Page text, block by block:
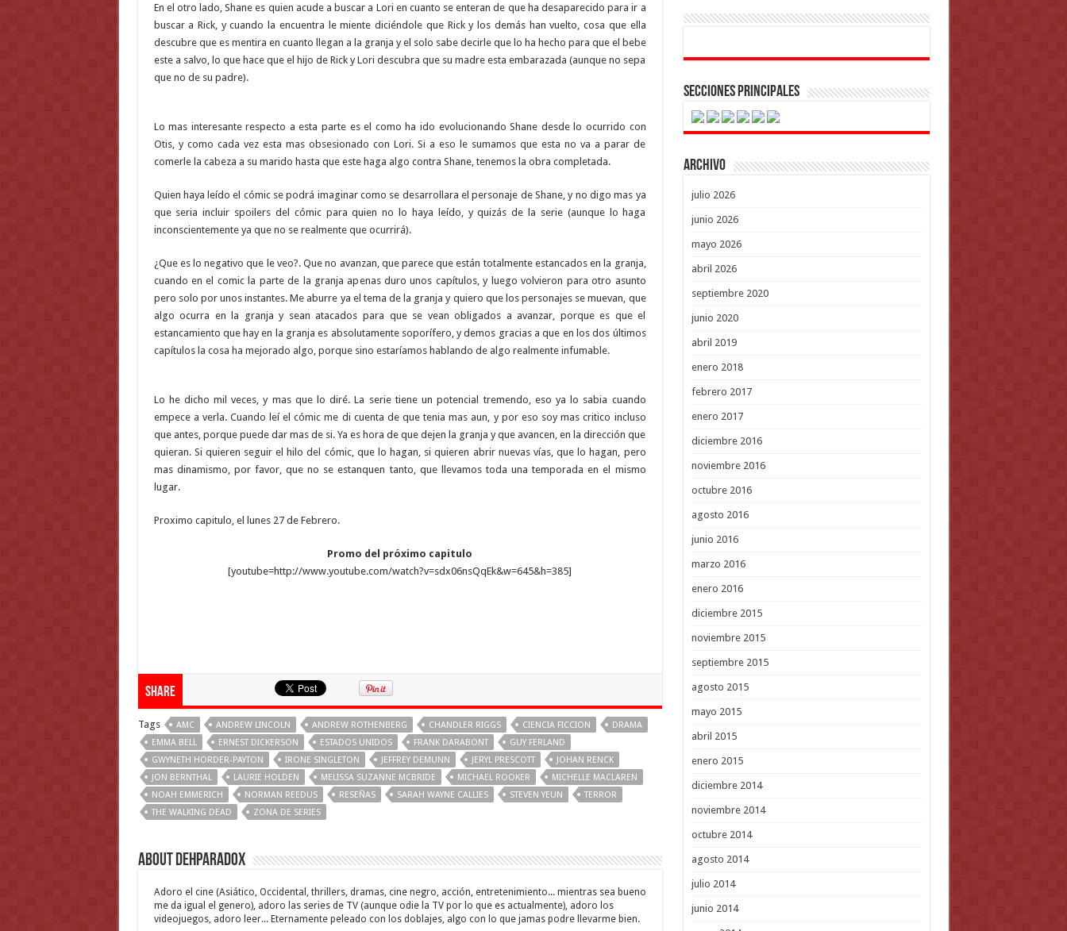
En el otro lado, Shane es quien acude a buscar a Lori en cuanto se enteran de que ha desaparecido para ir a
buscar a Rick, y cuando la encuentra le miente diciéndole que Rick y los demás han vuelto, cosa que ella
descubre que es mentira en cuanto llegan a la granja y el solo sabe decirle que lo ha hecho para que el bebe
este a salvo, lo que hace que el hijo de Rick y Lori descubra que su madre esta embarazada (aunque no sepa
que no de su padre).
Lo mas interesante respecto a esta parte es el como ha ido evolucionando Shane desde lo ocurrido con
Otis, y como cada vez esta mas obsesionado con Lori. Si a eso le sumamos que esta no va a parar de
comerle la cabeza a su marido hasta que este haga algo contra Shane, tenemos la obra completada.
Quien haya leído el cómic se podrá imaginar como se desarrollara el personaje de Shane, y no digo mas ya
que seria incluir spoilers del cómic para quien no lo haya leído, y quizás de la serie (aunque lo haga
inconscientemente ya que no se realmente que ocurrirá).
¿Que es lo negativo que le veo?. Que no avanzan, que parece que están totalmente estancados en la granja,
cuando en el comic la parte de la granja apenas duro unos capítulos, y luego volvieron para otro asunto
pero solo por unos instantes. Me aburre ya el tema de la granja y quiero que los personajes se muevan, que
algo ocurra en la granja y sean atacados para que se vean obligados a avanzar, porque es que el
estancamiento que hay en la granja es absolutamente soporífero, y demos gracias a que en los dos últimos
capítulos la cosa ha mejorado algo, porque sino estaríamos hablando de algo realmente infumable.
Lo he dicho mil veces, y mas que lo diré. La serie tiene un potencial tremendo, eso ya lo sabia cuando
empece a verla. Cuando leí el cómic me di cuenta de que tenia mas aun, y por eso soy mas critico incluso
que antes, porque puede dar mas de si. Ya es hora de que dejen la granja y que avancen, en la dirección que
quieran. Si quieren seguir el hilo del cómic, que lo hagan, si quieren abrir nuevas vías, que lo hagan, pero
mas dinamismo, por favor, que no se estanquen tanto, que llevamos toda una temporada en el mismo
lugar.
Proximo capitulo, el lunes 27 de Febrero.
Promo del próximo capitulo
[youtube=http://www.youtube.com/watch?v=sdx06nsQqEk&w=645&h=385]
Share
Tags AMC ANDREW LINCOLN ANDREW ROTHENBERG CHANDLER RIGGS CIENCIA FICCION
DRAMA
EMMA BELL
ERNEST DICKERSON ESTADOS UNIDOS FRANK DARABONT
GUY FERLAND
GWYNETH HORDER-PAYTON
IRONE SINGLETON JEFFREY DEMUNN JERYL PRESCOTT
JOHAN RENCK
JON BERNTHAL
LAURIE HOLDEN MELISSA SUZANNE MCBRIDE MICHAEL ROOKER
MICHELLE MACLAREN
NOAH EMMERICH
NORMAN REEDUS RESEÑAS SARAH WAYNE CALLIES STEVEN YEUN
TERROR
THE WALKING DEAD
ZONA DE SERIES
About Dehparadox
Adoro el cine (Asiático, Occidental, thrillers, dramas, cine negro, acción, entretenimiento... mientras sea bueno
me da igual el genero), adoro las series de TV (aunque odie la TV por lo que es actualmente), adoro los
videojuegos, adoro leer... Eternamente peleado con los doblajes, algo con lo que jamas podre llevarme bien.
Secciones Principales
Archivo
julio 2026
junio 2026
mayo 2026
abril 2026
septiembre 2020
junio 2020
abril 2019
enero 2018
febrero 2017
enero 2017
diciembre 2016
noviembre 2016
octubre 2016
agosto 2016
junio 2016
marzo 2016
enero 2016
diciembre 2015
noviembre 2015
septiembre 2015
agosto 2015
mayo 2015
abril 2015
enero 2015
diciembre 2014
noviembre 2014
octubre 2014
agosto 2014
julio 2014
junio 2014